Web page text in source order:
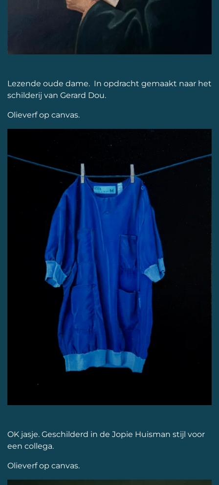
Lezende oude dame. In opdracht gemaakt naar het
schilderij van Gerard Dou.
Olieverf op canvas.
OK jasje. Geschilderd in de Jopie Huisman stijl voor
een collega.
Olieverf op canvas.